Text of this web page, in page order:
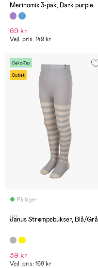
Merinomix 3-pak, Dark purple
69 kr
Vejl. pris: 149 kr
Oeko-Tex
Outlet
På lager
(2)
Janus Strømpebukser, Blå/Grå
39 kr
Vejl. pris: 169 kr